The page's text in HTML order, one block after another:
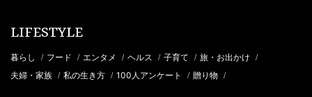
LIFESTYLE
暮らし / フード / エンタメ / ヘルス / 子育て / 旅・お出かけ /
夫婦・家族 / 私の生き方 / 100人アンケート / 贈り物 /